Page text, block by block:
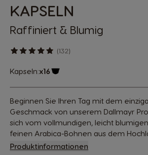
KAPSELN
Raffiniert & Blumig
(132)
Kapseln:x16
Beginnen Sie Ihren Tag mit dem
Geschmack von unserem Dallmayr
sich vom vollmundigen, leicht
feinen Arabica-Bohnen aus dem
Produktinformationen